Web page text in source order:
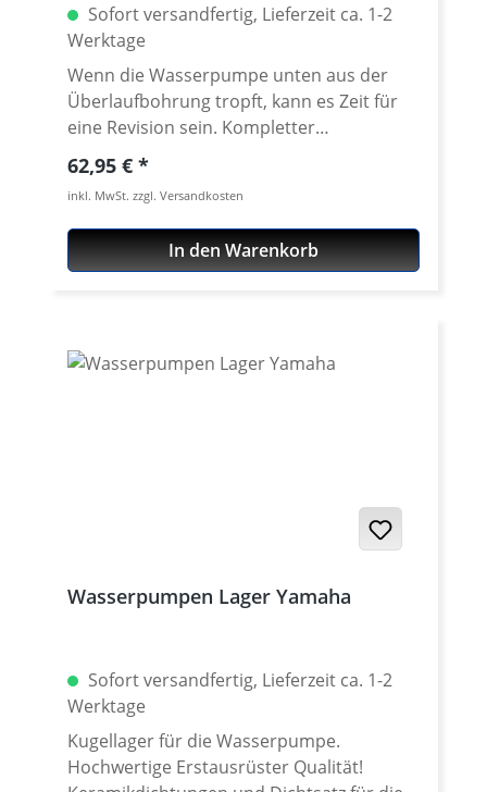
Sofort versandfertig, Lieferzeit ca. 1-2
Werktage
Wenn die Wasserpumpe unten aus der
Überlaufbohrung tropft, kann es Zeit für
eine Revision sein. Kompletter
Wasserpumpen Reparatursatz für die
Wasserpumpen der 660 Motoren. Alle für
die Überholung benötigten Teile sind
enthalten. Das Set beinhaltet: ·
hochwertige Keramik-Gummi bzw. Gummi-
z.B.: · Yamaha XT-660R · Yamaha XT-660X ·
Regulärer Preis:
62,95 €
inkl. MwSt. zzgl. Versandkosten
In den Warenkorb
Wasserpumpen Lager Yamaha
Sofort versandfertig, Lieferzeit ca. 1-2
Werktage
Kugellager für die Wasserpumpe.
Hochwertige Erstausrüster Qualität!